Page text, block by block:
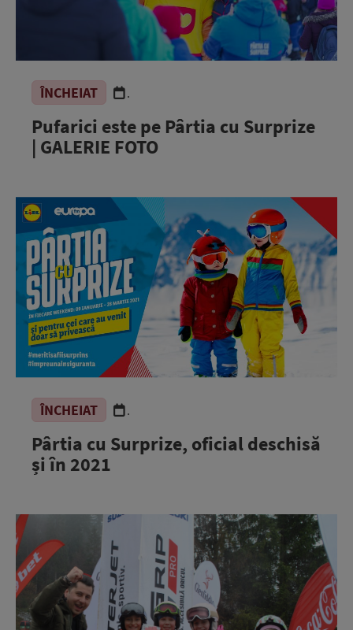
ÎNCHEIAT .
Pufarici este pe Pârtia cu Surprize
| GALERIE FOTO
ÎNCHEIAT .
Pârtia cu Surprize, oficial deschisă
și în 2021